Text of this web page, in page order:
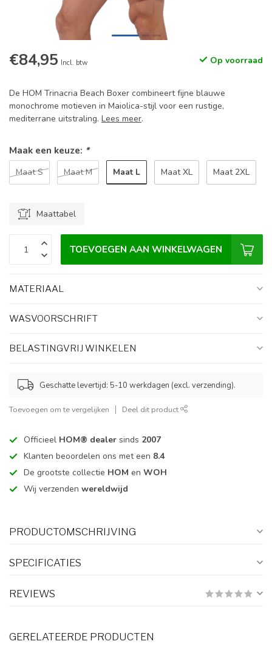
€84,95 Incl. btw Op voorraad
De HOM Trinacria Beach Boxer combineert fijne blauwe
monochrome motieven in Maiolica-stijl voor een rustige,
mediterrane uitstraling. Lees meer.
Maak een keuze: *
Maat S Maat M Maat L Maat XL Maat 2XL
Maattabel
TOEVOEGEN AAN WINKELWAGEN
MATERIAAL
WASVOORSCHRIFT
BELASTINGVRIJ WINKELEN
Geschatte levertijd: 5-10 werkdagen (excl. verzending).
Toevoegen om te vergelijken Deel dit product
Officieel HOM® dealer sinds 2007
Klanten beoordelen ons met een 8.4
De grootste collectie HOM en WOH
Wij verzenden wereldwijd
PRODUCTOMSCHRIJVING
SPECIFICATIES
REVIEWS
GERELATEERDE PRODUCTEN